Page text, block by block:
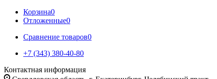
Корзина0
Отложенные0
Сравнение товаров0
+7 (343) 380-40-80
Контактная информация